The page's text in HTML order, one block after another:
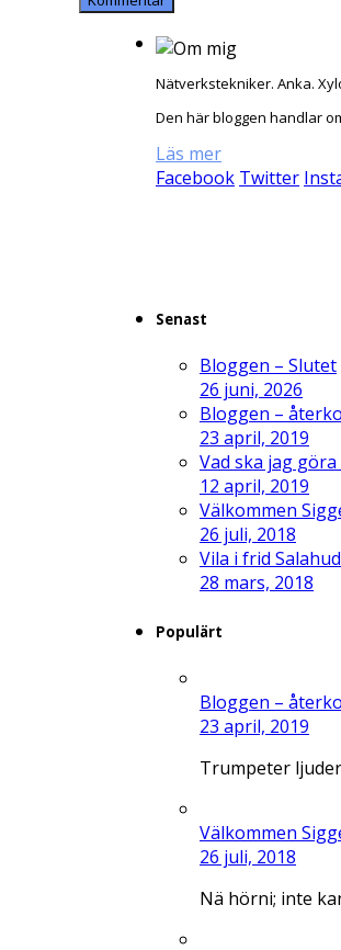
Nätverkstekniker. Anka.
Den här bloggen handlar
Läs mer
Facebook Twitter
Senast
Bloggen – Slutet
26 juni, 2026
Bloggen –
23 april, 2019
Vad ska jag
12 april, 2019
Välkommen
26 juli, 2018
Vila i frid
28 mars, 2018
Populärt
Bloggen –
23 april, 2019
Trumpeter
Välkommen
26 juli, 2018
Nä hörni; inte